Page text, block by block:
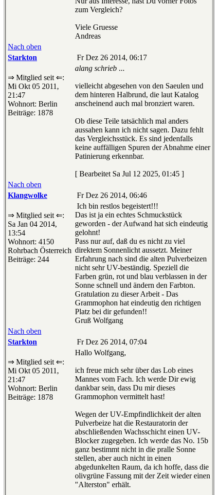
zum Vergleich?
Viele Gruesse
Andreas
Nach oben
Starkton
Fr Dez 26 2014, 06:17
⇒ Mitglied seit ⇐:
Mi Okt 05 2011,
21:47
Wohnort: Berlin
Beiträge: 1878
alang schrieb ...
vielleicht abgesehen von den Saeulen und
dem hinteren Halbrund, die laut Katalog
anscheinend auch mal bronziert waren.
Ob diese Teile tatsächlich mal anders
aussahen kann ich nicht sagen. Dazu fehlt
das Vergleichsstück. Es sind jedenfalls
keine auffälligen Spuren der Abnahme einer
Patinierung erkennbar.
[ Bearbeitet Sa Jul 12 2025, 01:45 ]
Nach oben
Klangwolke
Fr Dez 26 2014, 06:46
⇒ Mitglied seit ⇐:
Sa Jan 04 2014,
13:54
Wohnort: 4150
Rohrbach Österreich
Beiträge: 244
Ich bin restlos begeistert!!!
Das ist ja ein echtes Schmuckstück
geworden - der Aufwand hat sich eindeutig
gelohnt!
Pass nur auf, daß du es nicht zu viel
direktem Sonnenlicht aussetzt. Meiner
Erfahrung nach sind die alten Pulverbeizen
nicht sehr UV-beständig. Speziell die
Farben grün, rot und blau verblassen in der
Sonne schnell und ändern den Farbton.
Gratulation zu dieser Arbeit - Das
Grammophon hat eindeutig den richtigen
Platz bei dir gefunden!!
Gruß Wolfgang
Nach oben
Starkton
Fr Dez 26 2014, 07:04
⇒ Mitglied seit ⇐:
Mi Okt 05 2011,
21:47
Wohnort: Berlin
Beiträge: 1878
Hallo Wolfgang,
ich freue mich sehr über das Lob eines
Mannes vom Fach. Ich werde Dir ewig
dankbar sein, dass Du mir dieses
Grammophon vermittelt hast!
Wegen der UV-Empfindlichkeit der alten
Pulverbeize hat die Restauratorin der
abschließenden Wachsschicht einen UV-
Blocker zugegeben. Ich werde das No. 15b
ganz bestimmt nicht in die pralle Sonne
stellen, aber auch nicht in einen
abgedunkelten Raum, da ich hoffe, dass die
olivgrüne Fassung mit der Zeit wieder einen
"Alterston" erhält.